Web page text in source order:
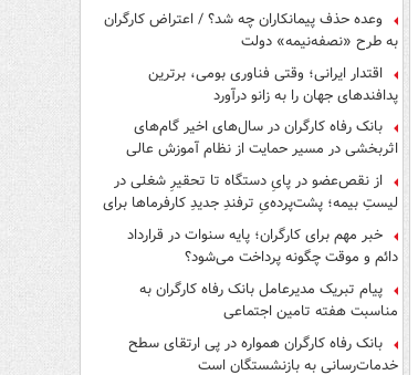
وعده حذف پیمانکاران چه شد؟ / اعتراض کارگران
به طرح «نصفه‌نیمه» دولت
اقتدار ایرانی؛ وقتی فناوری بومی، برترین
پدافندهای جهان را به زانو درآورد
بانک رفاه کارگران در سال‌های اخیر گام‌های
اثربخشی در مسیر حمایت از نظام آموزش عالی
برداشته است
از نقص‌عضو در پایِ دستگاه تا تحقیرِ شغلی در
لیستِ بیمه؛ پشت‌پرده‌یِ ترفندِ جدیدِ کارفرماها برای
فرار از قانون چیست؟
خبر مهم برای کارگران؛ پایه سنوات در قرارداد
دائم و موقت چگونه پرداخت می‌شود؟
پیام تبریک مدیرعامل بانک رفاه کارگران به
مناسبت هفته تامین اجتماعی
بانک رفاه کارگران همواره در پی ارتقای سطح
خدمات‌رسانی به بازنشستگان است